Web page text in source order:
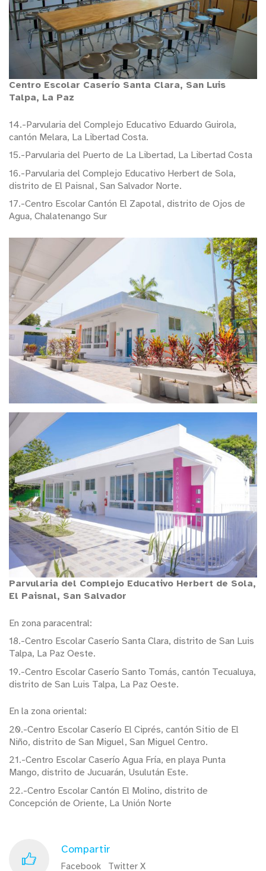
Centro Escolar Caserío Santa Clara, San Luis
Talpa, La Paz
14.-Parvularia del Complejo Educativo Eduardo Guirola,
cantón Melara, La Libertad Costa.
15.-Parvularia del Puerto de La Libertad, La Libertad Costa
16.-Parvularia del Complejo Educativo Herbert de Sola,
distrito de El Paisnal, San Salvador Norte.
17.-Centro Escolar Cantón El Zapotal, distrito de Ojos de
Agua, Chalatenango Sur
Parvularia del Complejo Educativo Herbert de Sola,
El Paisnal, San Salvador
En zona paracentral:
18.-Centro Escolar Caserío Santa Clara, distrito de San Luis
Talpa, La Paz Oeste.
19.-Centro Escolar Caserío Santo Tomás, cantón Tecualuya,
distrito de San Luis Talpa, La Paz Oeste.
En la zona oriental:
20.-Centro Escolar Caserío El Ciprés, cantón Sitio de El
Niño, distrito de San Miguel, San Miguel Centro.
21.-Centro Escolar Caserío Agua Fría, en playa Punta
Mango, distrito de Jucuarán, Usulután Este.
22.-Centro Escolar Cantón El Molino, distrito de
Concepción de Oriente, La Unión Norte
Compartir
Facebook Twitter X